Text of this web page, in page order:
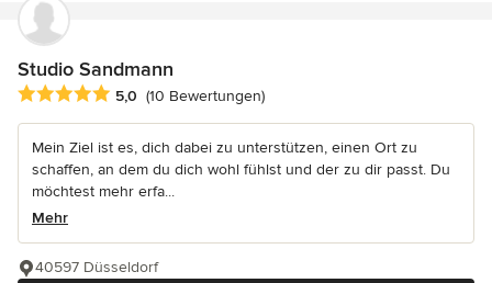
Studio Sandmann
Durchschnittliche Bewertung: 5 von 5 Sternen
5,0 (10 Bewertungen)
Mein Ziel ist es, dich dabei zu unterstützen, einen Ort zu
schaffen, an dem du dich wohl fühlst und der zu dir passt. Du
möchtest mehr erfa...
Mehr
40597 Düsseldorf